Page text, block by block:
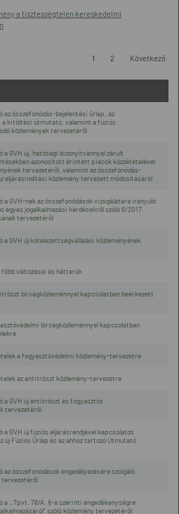
a tisztességtelen kereskedelmi
1 2 Következő
az összefonódás-bejelentési űrlap, az
kitöltési útmutató, valamint a fúziós
közlemények tervezetéről
a GVH új, hatósági bizonyítvánnyal zárult
azonosított érintett piacok közzétételével
tervezetéről, valamint az összefonódás-
eljárásindítási közlemény tervezett módosításáról
a GVH-nak az összefonódások vizsgálatára irányuló
egyes jogalkalmazási kérdésekről szóló 6/2017.
tervezetéről
a GVH új kötelezettségvállalási közleményének
főbb változásai és hátterük
bírságközleménnyel kapcsolatban beérkezett
bírságközleménnyel kapcsolatban
a fogyasztóvédelmi közlemény-tervezetre
az antitröszt közlemény-tervezetre
a GVH új antitröszt és fogyasztós
tervezetéről
a GVH új fúziós eljárásrendjével kapcsolatos
új Fúziós Űrlap és az ahhoz tartozó Útmutató
az összefonódások engedélyezésére szolgáló
tervezetéről
a ,,Tpvt. 78/A. §-a szerinti engedékenységre
szóló közlemény tervezetéről